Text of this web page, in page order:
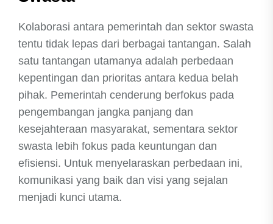
Kolaborasi antara pemerintah dan sektor swasta
tentu tidak lepas dari berbagai tantangan. Salah
satu tantangan utamanya adalah perbedaan
kepentingan dan prioritas antara kedua belah
pihak. Pemerintah cenderung berfokus pada
pengembangan jangka panjang dan
kesejahteraan masyarakat, sementara sektor
swasta lebih fokus pada keuntungan dan
efisiensi. Untuk menyelaraskan perbedaan ini,
komunikasi yang baik dan visi yang sejalan
menjadi kunci utama.